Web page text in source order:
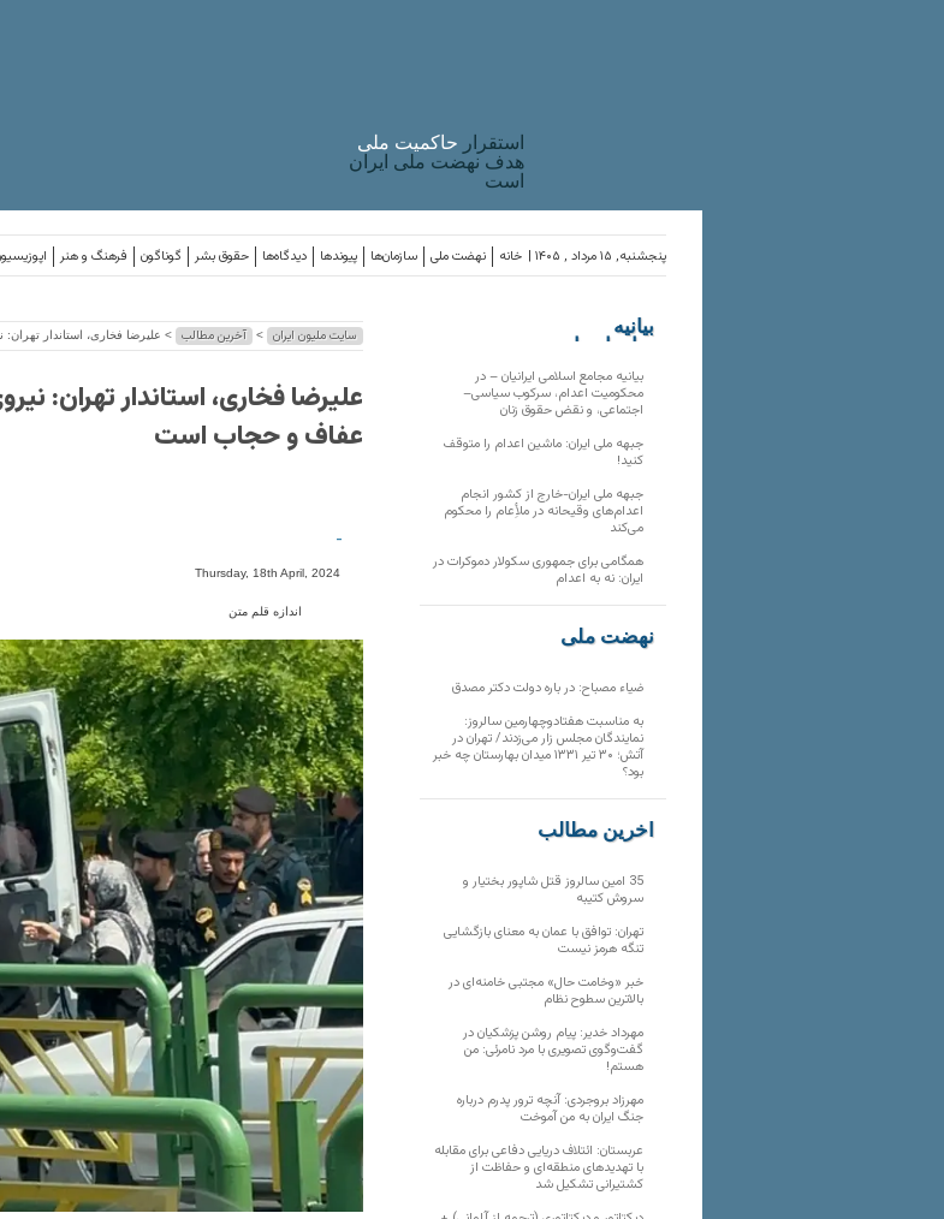
استقرار حاکميت ملی
هدف نهضت ملی ایران
است
فرهنگ و هنر گوناگون حقوق بشر دیدگاه‌ها پیوندها سازمان‌ها نهضت ملی خانه پنجشنبه, ۱۵ مرداد , ۱۴۰۵ |
سایت ملیون ایران > آخرین مطالب > علیرضا فخاری، استاندار
علیرضا فخاری، استاندار تهران:
عفاف و حجاب است
-
Thursday, 18th April, 2024
اندازه قلم متن
بیانیه
سازمان‌های
بیانیه مجامع اسلامی ایرانیان – در
محکومیت اعدام، سرکوب سیاسی–
اجتماعی، و نقض حقوق زنان
جبهه ملی ایران: ماشین اعدام را متوقف
کنید!
جبهه ملی ایران-خارج از کشور انجام
اعدام‌های وقیحانه در ملأِعام را محکوم
می‌کند
همگامی برای جمهوری سکولار دموکرات در
ایران: نه به اعدام
نهضت ملی
ضیاء مصباح: در باره دولت دکتر مصدق
به مناسبت هفتادوچهارمین سالروز:
نمایندگان مجلس زار می‌زدند/ تهران در
آتش؛ ۳۰ تیر ۱۳۳۱ میدان بهارستان چه خبر
بود؟
آخرین مطالب
35 امین سالروز قتل شاپور بختیار و
سروش کتیبه
تهران: توافق با عمان به معنای بازگشایی
تنگه هرمز نیست
خبر «وخامت حال» مجتبی خامنه‌ای در
بالاترین سطوح نظام
مهرداد خدیر: پیام روشن پزشکیان در
گفت‌و‌گوی تصویری با مرد نامرئی: من
هستم!
مهرزاد بروجردی: آنچه ترور پدرم درباره
جنگ ایران به من آموخت
عربستان: ائتلاف دریایی دفاعی برای مقابله
با تهدیدهای منطقه‌ای و حفاظت از
کشتیرانی تشکیل شد